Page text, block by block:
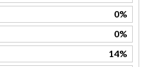
0%
0%
14%